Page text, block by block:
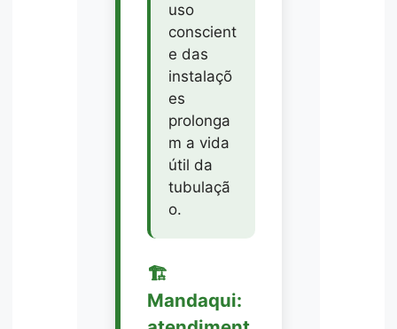
uso
conscient
e das
instalaçõ
es
prolonga
m a vida
útil da
tubulaçã
o.
🏗️
Mandaqui: